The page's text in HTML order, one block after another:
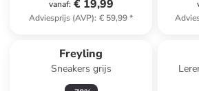
vanaf: € 19,99
Adviesprijs (AVP): € 59,99*
Freyling
Sneakers grijs